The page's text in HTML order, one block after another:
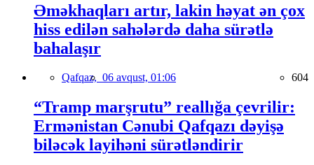
Əməkhaqları artır, lakin həyat ən çox
hiss edilən sahələrdə daha sürətlə
bahalaşır
Qafqaz, 06 avqust, 01:06 604
“Tramp marşrutu” reallığa çevrilir:
Ermənistan Cənubi Qafqazı dəyişə
biləcək layihəni sürətləndirir